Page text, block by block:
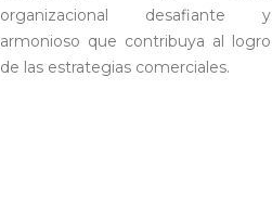
organizacional desafiante y
armonioso que contribuya al logro
de las estrategias comerciales.